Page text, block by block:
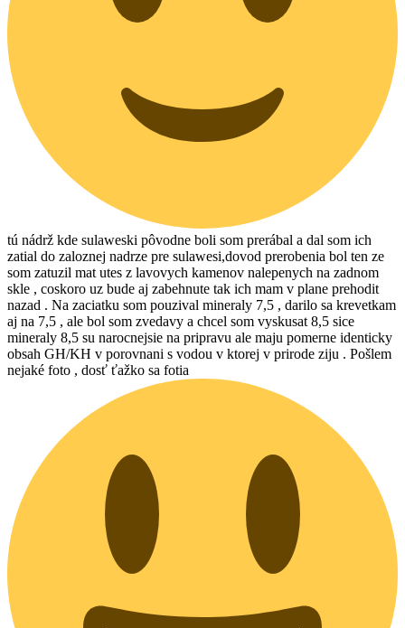
tú nádrž kde sulaweski pôvodne boli som prerábal a dal som ich
zatial do zaloznej nadrze pre sulawesi,dovod prerobenia bol ten ze
som zatuzil mat utes z lavovych kamenov nalepenych na zadnom
skle , coskoro uz bude aj zabehnute tak ich mam v plane prehodit
nazad . Na zaciatku som pouzival mineraly 7,5 , darilo sa krevetkam
aj na 7,5 , ale bol som zvedavy a chcel som vyskusat 8,5 sice
mineraly 8,5 su narocnejsie na pripravu ale maju pomerne identicky
obsah GH/KH v porovnani s vodou v ktorej v prirode ziju . Pošlem
nejaké foto , dosť ťažko sa fotia